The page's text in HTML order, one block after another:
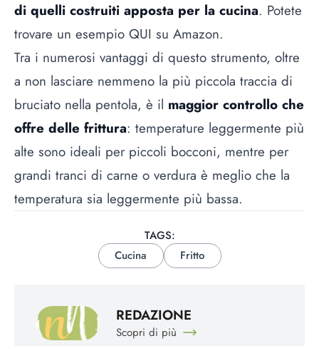
di quelli costruiti apposta per la cucina. Potete
trovare un esempio QUI su Amazon.
Tra i numerosi vantaggi di questo strumento, oltre
a non lasciare nemmeno la più piccola traccia di
bruciato nella pentola, è il maggior controllo che
offre delle frittura: temperature leggermente più
alte sono ideali per piccoli bocconi, mentre per
grandi tranci di carne o verdura è meglio che la
temperatura sia leggermente più bassa.
TAGS:
Cucina
Fritto
REDAZIONE
Scopri di più